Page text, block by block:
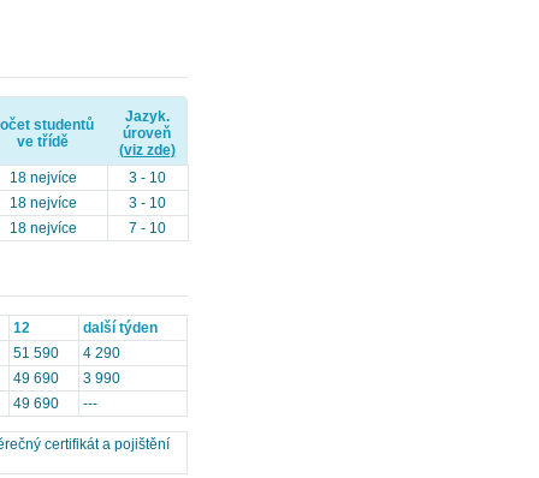
studentů
ve třídě
Jazyk.
úroveň
(viz zde)
18 nejvíce
3 - 10
18 nejvíce
3 - 10
18 nejvíce
7 - 10
12
další týden
51 590
4 290
49 690
3 990
49 690
---
certifikát a pojištění